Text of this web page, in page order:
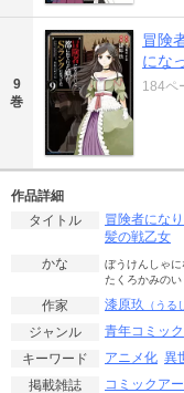
9
巻
冒険
にな
184ペ
作品詳細
タイトル
冒険者にな
髪の戦乙女
かな
ぼうけんしゃ
たくろかみの
作家 漆原玖 （うる
ジャンル
青年コミック
キーワード
アニメ化 異
掲載雑誌
コミックア